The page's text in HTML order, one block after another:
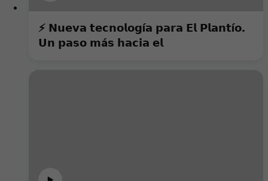
⚡️ 𝗡𝘂𝗲𝘃𝗮 𝘁𝗲𝗰𝗻𝗼𝗹𝗼𝗴í𝗮 𝗽𝗮𝗿𝗮 𝗘𝗹 𝗣𝗹𝗮𝗻𝘁í𝗼.
𝗨𝗻 𝗽𝗮𝘀𝗼 𝗺á𝘀 𝗵𝗮𝗰𝗶𝗮 𝗲𝗹